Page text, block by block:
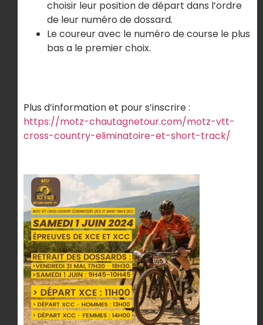
choisir leur position de départ dans l’ordre
de leur numéro de dossard.
Le coureur avec le numéro de course le plus
bas a le premier choix.
Plus d’information et pour s’inscrire :
https://motz-chautagnetour.com/motz-vtt-
cross-country-eliminatoire-et-short-track/